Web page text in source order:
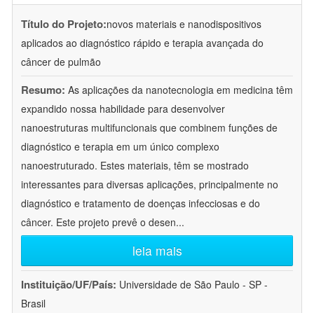
Título do Projeto:novos materiais e nanodispositivos
aplicados ao diagnóstico rápido e terapia avançada do
câncer de pulmão
Resumo: As aplicações da nanotecnologia em medicina têm
expandido nossa habilidade para desenvolver
nanoestruturas multifuncionais que combinem funções de
diagnóstico e terapia em um único complexo
nanoestruturado. Estes materiais, têm se mostrado
interessantes para diversas aplicações, principalmente no
diagnóstico e tratamento de doenças infecciosas e do
câncer. Este projeto prevê o desen...
leia mais
Instituição/UF/País: Universidade de São Paulo - SP -
Brasil